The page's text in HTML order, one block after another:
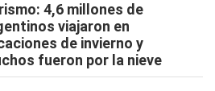
4,6 millones de
viajaron en
de invierno y
fueron por la nieve